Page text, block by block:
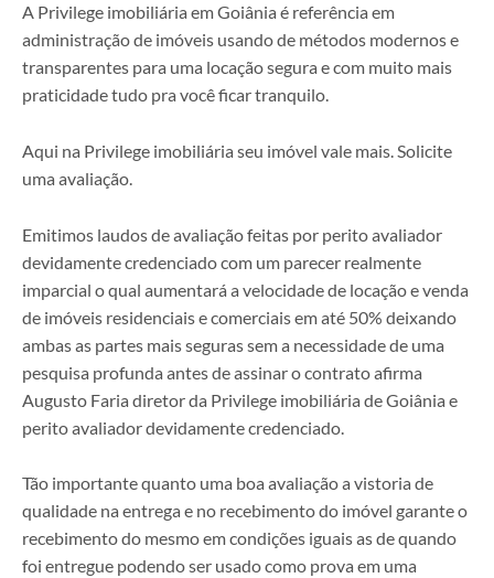
A Privilege imobiliária em Goiânia é referência em
administração de imóveis usando de métodos modernos e
transparentes para uma locação segura e com muito mais
praticidade tudo pra você ficar tranquilo.
Aqui na Privilege imobiliária seu imóvel vale mais. Solicite
uma avaliação.
Emitimos laudos de avaliação feitas por perito avaliador
devidamente credenciado com um parecer realmente
imparcial o qual aumentará a velocidade de locação e venda
de imóveis residenciais e comerciais em até 50% deixando
ambas as partes mais seguras sem a necessidade de uma
pesquisa profunda antes de assinar o contrato afirma
Augusto Faria diretor da Privilege imobiliária de Goiânia e
perito avaliador devidamente credenciado.
Tão importante quanto uma boa avaliação a vistoria de
qualidade na entrega e no recebimento do imóvel garante o
recebimento do mesmo em condições iguais as de quando
foi entregue podendo ser usado como prova em uma